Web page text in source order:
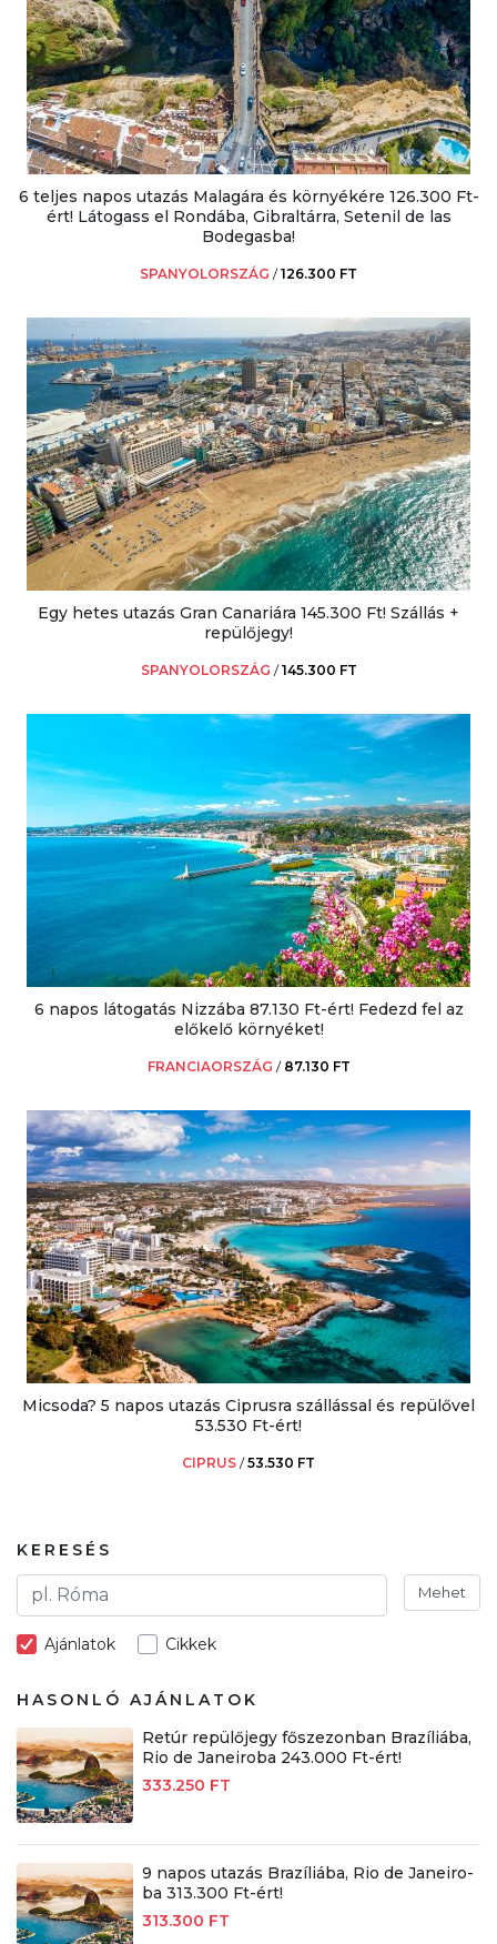
6 teljes napos utazás Malagára és környékére 126.300 Ft-
ért! Látogass el Rondába, Gibraltárra, Setenil de las
Bodegasba!
SPANYOLORSZÁG /126.300 FT
Egy hetes utazás Gran Canariára 145.300 Ft! Szállás +
repülőjegy!
SPANYOLORSZÁG /145.300 FT
6 napos látogatás Nizzába 87.130 Ft-ért! Fedezd fel az
előkelő környéket!
FRANCIAORSZÁG / 87.130 FT
Micsoda? 5 napos utazás Ciprusra szállással és repülővel
53.530 Ft-ért!
CIPRUS /53.530 FT
KERESÉS
Mehet
Ajánlatok Cikkek
HASONLÓ AJÁNLATOK
Retúr repülőjegy főszezonban Brazíliába,
Rio de Janeiroba 243.000 Ft-ért!
333.250 FT
9 napos utazás Brazíliába, Rio de Janeiro-
ba 313.300 Ft-ért!
313.300 FT